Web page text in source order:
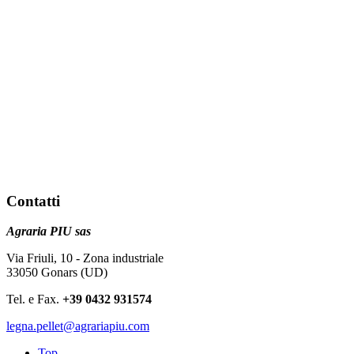
Contatti
Agraria PIU sas
Via Friuli, 10 - Zona industriale
33050 Gonars (UD)
Tel. e Fax. +39 0432 931574
legna.pellet@agrariapiu.com